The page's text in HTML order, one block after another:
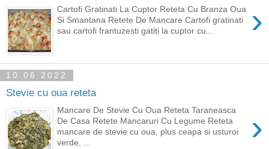
›
Cartofi Gratinati La Cuptor Reteta Cu Branza Oua
Si Smantana Retete De Mancare Cartofi gratinati
sau cartofi frantuzesti gatiti la cuptor cu...
10.06.2022
Stevie cu oua reteta
›
Mancare De Stevie Cu Oua Reteta Taraneasca
De Casa Retete Mancaruri Cu Legume Reteta
mancare de stevie cu oua, plus ceapa si usturoi
verde, ...